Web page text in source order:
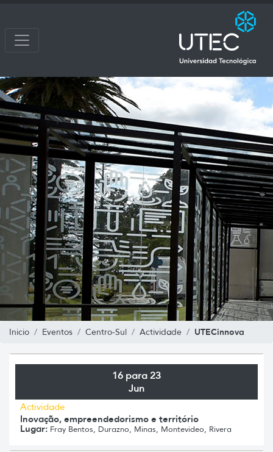
Inicio Eventos Centro-Sul Actividade UTECinnova
16 para 23
Jun
Actividade
Inovação, empreendedorismo e território
Lugar: Fray Bentos, Durazno, Minas, Montevideo, Rivera